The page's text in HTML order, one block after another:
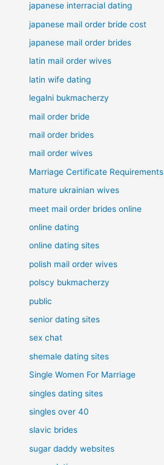
japanese interracial dating
japanese mail order bride cost
japanese mail order brides
latin mail order wives
latin wife dating
legalni bukmacherzy
mail order bride
mail order brides
mail order wives
Marriage Certificate Requirements
mature ukrainian wives
meet mail order brides online
online dating
online dating sites
polish mail order wives
polscy bukmacherzy
public
senior dating sites
sex chat
shemale dating sites
Single Women For Marriage
singles dating sites
singles over 40
slavic brides
sugar daddy websites